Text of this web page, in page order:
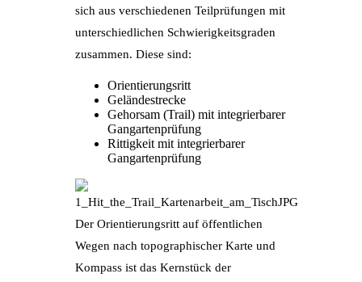
sich aus verschiedenen Teilprüfungen mit
unterschiedlichen Schwierigkeitsgraden
zusammen. Diese sind:
Orientierungsritt
Geländestrecke
Gehorsam (Trail) mit integrierbarer
Gangartenprüfung
Rittigkeit mit integrierbarer
Gangartenprüfung
Der Orientierungsritt auf öffentlichen
Wegen nach topographischer Karte und
Kompass ist das Kernstück der